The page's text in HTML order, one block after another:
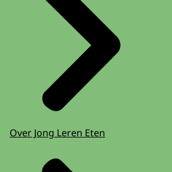
Over Jong Leren Eten